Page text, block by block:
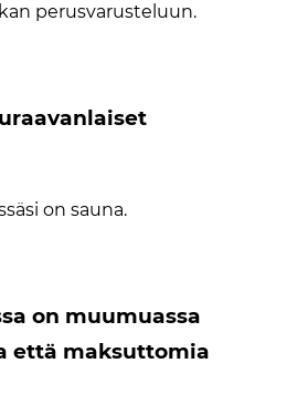
perusvarusteluun.
on sauna.
on muumuassa
että maksuttomia